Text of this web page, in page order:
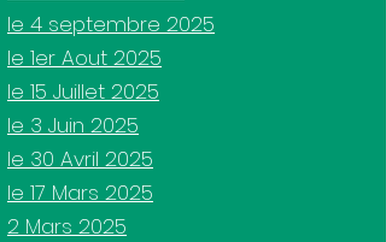
le 4 septembre 2025
le 1er Aout 2025
le 15 Juillet 2025
le 3 Juin 2025
le 30 Avril 2025
le 17 Mars 2025
2 Mars 2025